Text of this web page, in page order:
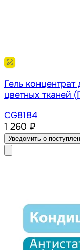
Гель
цветных тканей
CG8184
1 260 ₽
Уведомить о